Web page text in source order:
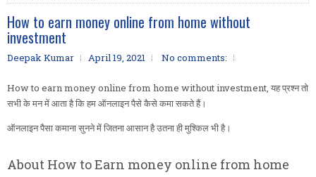
How to earn money online from home without
investment
Deepak Kumar April 19, 2021 No comments:
How to earn money online from home without investment, यह प्रश्न तो
सभी के मन में आता है कि हम ऑनलाइन पैसे कैसे कमा सकते हैं।
ऑनलाइन पैसा कमाना सुनने में जितना आसान है उतना ही मुश्किल भी है।
About How to Earn money online from home